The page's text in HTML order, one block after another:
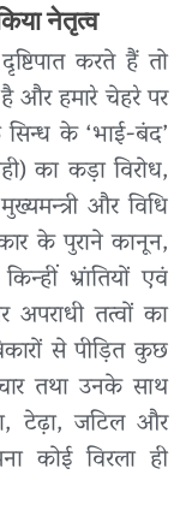
नेतृत्व
करते हैं तो
और हमारे चेहरे पर
के ‘भाई-बंद’
का कड़ा विरोध,
और विधि
के पुराने कानून,
भ्रांतियों एवं
तत्वों का
से पीड़ित कुछ
तथा उनके साथ
टेढ़ा, जटिल और
कोई विरला ही